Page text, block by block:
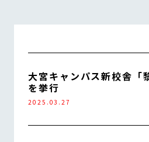
大宮キャンパス新校舎「
を挙行
2025.03.27